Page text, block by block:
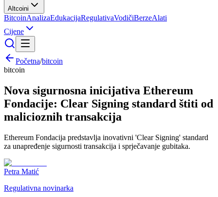
Altcoini
BitcoinAnalizaEdukacijaRegulativaVodičiBerzeAlati
Cijene
Početna/bitcoin
bitcoin
Nova sigurnosna inicijativa Ethereum
Fondacije: Clear Signing standard štiti od
malicioznih transakcija
Ethereum Fondacija predstavlja inovativni 'Clear Signing' standard
za unapređenje sigurnosti transakcija i sprječavanje gubitaka.
Petra Matić
Regulativna novinarka